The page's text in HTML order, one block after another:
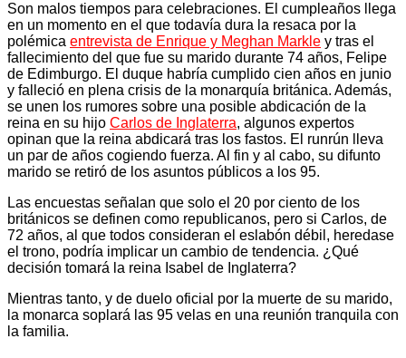
Son malos tiempos para celebraciones. El cumpleaños llega
en un momento en el que todavía dura la resaca por la
polémica entrevista de Enrique y Meghan Markle y tras el
fallecimiento del que fue su marido durante 74 años, Felipe
de Edimburgo. El duque habría cumplido cien años en junio
y falleció en plena crisis de la monarquía británica. Además,
se unen los rumores sobre una posible abdicación de la
reina en su hijo Carlos de Inglaterra, algunos expertos
opinan que la reina abdicará tras los fastos. El runrún lleva
un par de años cogiendo fuerza. Al fin y al cabo, su difunto
marido se retiró de los asuntos públicos a los 95.
Las encuestas señalan que solo el 20 por ciento de los
británicos se definen como republicanos, pero si Carlos, de
72 años, al que todos consideran el eslabón débil, heredase
el trono, podría implicar un cambio de tendencia. ¿Qué
decisión tomará la reina Isabel de Inglaterra?
Mientras tanto, y de duelo oficial por la muerte de su marido,
la monarca soplará las 95 velas en una reunión tranquila con
la familia.